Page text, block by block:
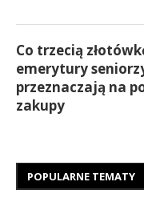
Co trzecią
emerytury
przeznaczają na
zakupy
POPULARNE TEMATY